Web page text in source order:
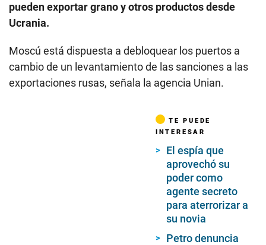
pueden exportar grano y otros productos desde
Ucrania.
Moscú está dispuesta a debloquear los puertos a
cambio de un levantamiento de las sanciones a las
exportaciones rusas, señala la agencia Unian.
TE PUEDE
INTERESAR
El espía que
aprovechó su
poder como
agente secreto
para aterrorizar a
su novia
Petro denuncia